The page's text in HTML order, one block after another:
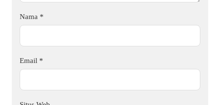
Nama *
Email *